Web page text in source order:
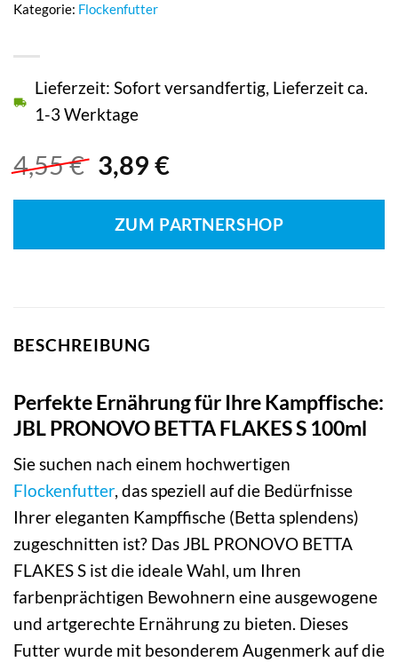
4,55€ Ursprünglicher
war:
4,55 €
3,89 €Aktueller
ist:
3,89 €.
Lieferzeit: Sofort versandfertig, Lieferzeit ca.
1-3 Werktage
ZUM PARTNERSHOP
Kategorie: Flockenfutter
BESCHREIBUNG
Perfekte Ernährung für Ihre Kampffische:
JBL PRONOVO BETTA FLAKES S 100ml
Sie suchen nach einem hochwertigen
Flockenfutter, das speziell auf die Bedürfnisse
Ihrer eleganten Kampffische (Betta splendens)
zugeschnitten ist? Das JBL PRONOVO BETTA
FLAKES S ist die ideale Wahl, um Ihren
farbenprächtigen Bewohnern eine ausgewogene
und artgerechte Ernährung zu bieten. Dieses
Futter wurde mit besonderem Augenmerk auf die